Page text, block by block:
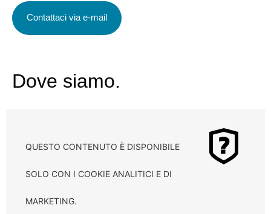
Contattaci via e-mail
Dove siamo.
QUESTO CONTENUTO È DISPONIBILE
SOLO CON I COOKIE ANALITICI E DI
MARKETING.